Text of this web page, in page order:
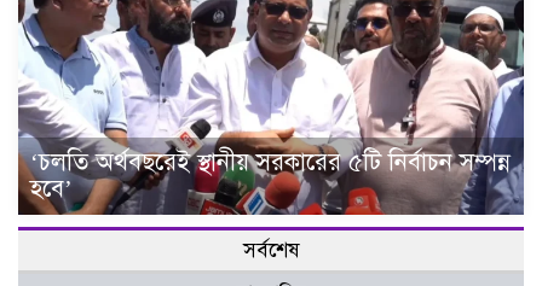
‘চলতি অর্থবছরেই স্থানীয় সরকারের ৫টি নির্বাচন সম্পন্ন
হবে’
সর্বশেষ